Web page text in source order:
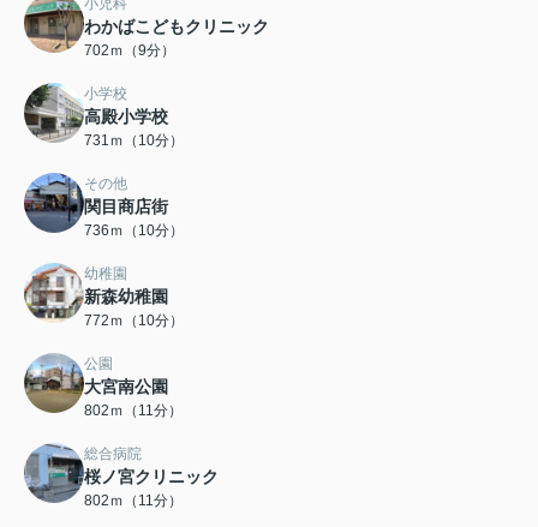
小児科
わかばこどもクリニック
702ｍ（9分）
小学校
高殿小学校
731ｍ（10分）
その他
関目商店街
736ｍ（10分）
幼稚園
新森幼稚園
772ｍ（10分）
公園
大宮南公園
802ｍ（11分）
総合病院
桜ノ宮クリニック
802ｍ（11分）